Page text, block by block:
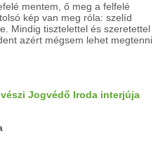
mentem, ő meg a felfelé
kép van meg róla: szelíd
Mindig tisztelettel és szeretettel
azért mégsem lehet megtenni
Jogvédő Iroda interjúja